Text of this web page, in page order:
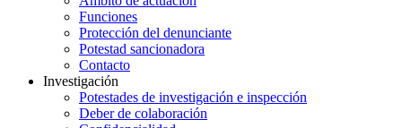
Funciones
Protección del denunciante
Potestad sancionadora
Contacto
Investigación
Potestades de investigación e inspección
Deber de colaboración